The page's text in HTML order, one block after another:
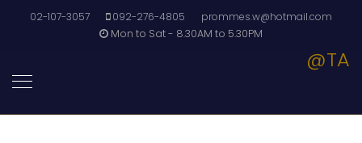
02-107-3057 092-276-4805
prommes.w@hotmail.com
Mon to Sat - 8.30AM to 5.30PM
@TA